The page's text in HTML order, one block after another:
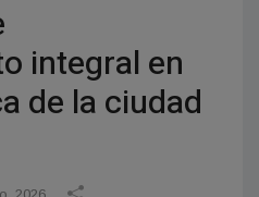
integral en
de la ciudad